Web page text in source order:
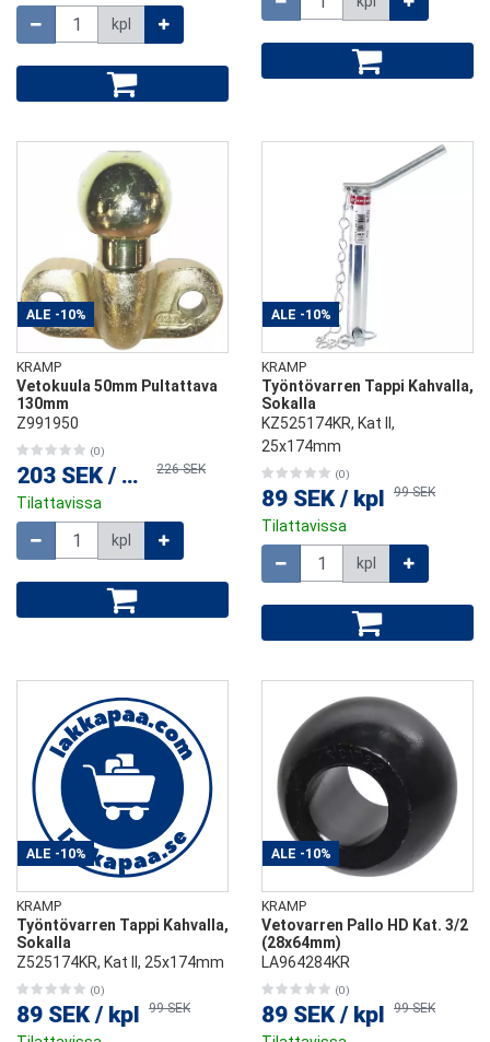
kpl
ALE -10%
KRAMP
Vetokuula 50mm Pultattava
130mm
Z991950
(0)
203 SEK / kpl 226 SEK
Tilattavissa
kpl
ALE -10%
KRAMP
Työntövarren Tappi Kahvalla,
Sokalla
KZ525174KR, Kat ll,
25x174mm
(0)
89 SEK / kpl 99 SEK
Tilattavissa
kpl
ALE -10%
KRAMP
Työntövarren Tappi Kahvalla,
Sokalla
Z525174KR, Kat ll, 25x174mm
(0)
89 SEK / kpl 99 SEK
ALE -10%
KRAMP
Vetovarren Pallo HD Kat. 3/2
(28x64mm)
LA964284KR
(0)
89 SEK / kpl 99 SEK